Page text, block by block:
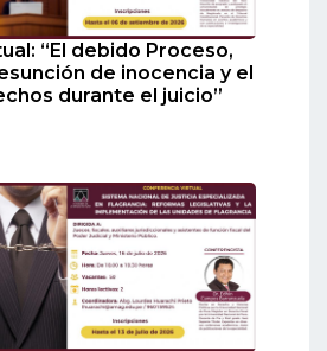
“El debido Proceso,
de inocencia y el
durante el juicio”